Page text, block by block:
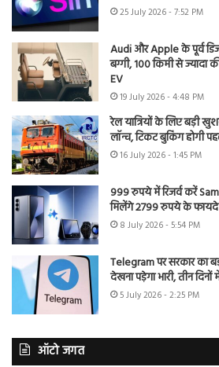
25 July 2026 - 7:52 PM
Audi और Apple के पूर्व
बग्गी, 100 किमी से
EV
19 July 2026 - 4:48 PM
रेल यात्रियों के लिए बड़ी
लॉन्च, टिकट बुकिंग होगी
16 July 2026 - 1:45 PM
999 रुपये में रिजर्व करें
मिलेंगे 2799 रुपये के फायदे
8 July 2026 - 5:54 PM
Telegram पर सरकार का
देखना पड़ेगा भारी, तीन दिनों
5 July 2026 - 2:25 PM
ऑटो जगत